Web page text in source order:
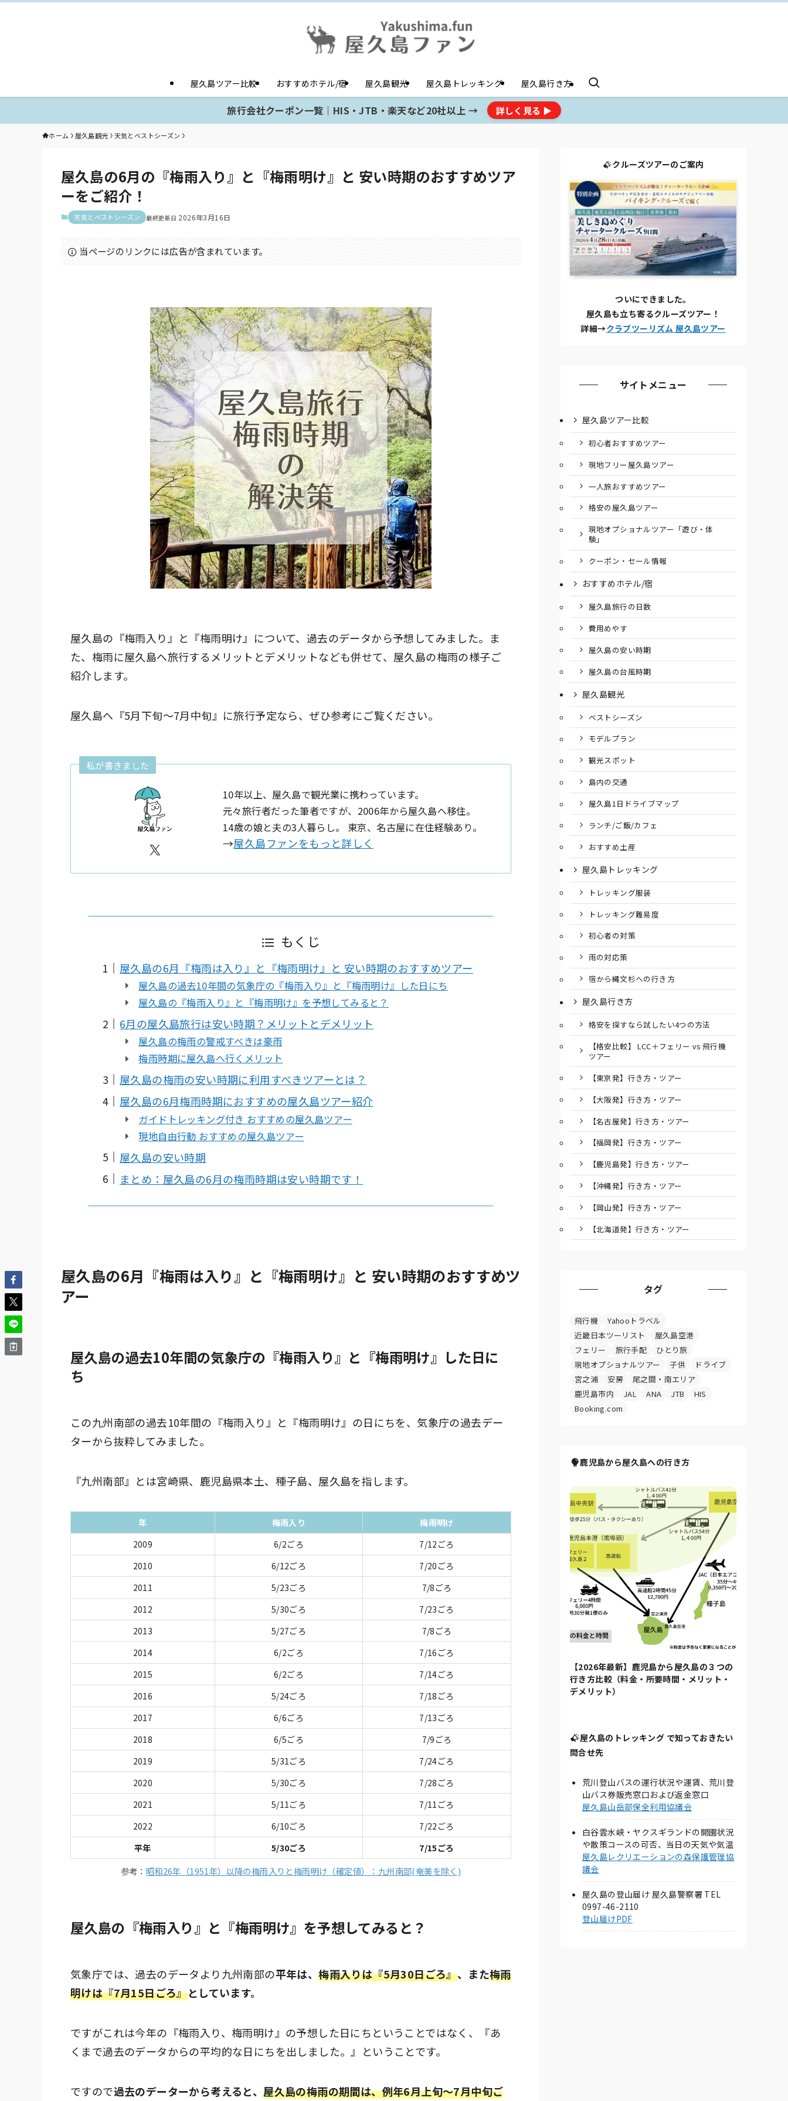
屋久島ツアー比較 おすすめホテル/宿 屋久島観光 屋久島トレッキング 屋久島行き方
旅行会社クーポン一覧｜HIS・JTB・楽天など20社以上 → 詳しく見る ▶
ホーム 屋久島観光 天気とベストシーズン
屋久島の6月の『梅雨入り』と『梅雨明け』と 安い時期のおすすめツア
ーをご紹介！
天気とベストシーズン 2026年3月16日
当ページのリンクには広告が含まれています。
屋久島の『梅雨入り』と『梅雨明け』について、過去のデータから予想してみました。ま
た、梅雨に屋久島へ旅行するメリットとデメリットなども併せて、屋久島の梅雨の様子ご
紹介します。
屋久島へ『5月下旬〜7月中旬』に旅行予定なら、ぜひ参考にご覧ください。
私が書きました
X
10年以上、屋久島で観光業に携わっています。
元々旅行者だった筆者ですが、2006年から屋久島へ移住。
14歳の娘と夫の3人暮らし。 東京、名古屋に在住経験あり。
→屋久島ファンをもっと詳しく
もくじ
屋久島の6月『梅雨は入り』と『梅雨明け』と 安い時期のおすすめツアー
屋久島の過去10年間の気象庁の『梅雨入り』と『梅雨明け』した日にち
屋久島の『梅雨入り』と『梅雨明け』を予想してみると？
6月の屋久島旅行は安い時期？メリットとデメリット
屋久島の梅雨の警戒すべきは豪雨
梅雨時期に屋久島へ行くメリット
屋久島の梅雨の安い時期に利用すべきツアーとは？
屋久島の6月梅雨時期におすすめの屋久島ツアー紹介
ガイドトレッキング付き おすすめの屋久島ツアー
現地自由行動 おすすめの屋久島ツアー
屋久島の安い時期
まとめ：屋久島の6月の梅雨時期は安い時期です！
屋久島の6月『梅雨は入り』と『梅雨明け』と 安い時期のおすすめツ
アー
屋久島の過去10年間の気象庁の『梅雨入り』と『梅雨明け』した日に
ち
この九州南部の過去10年間の『梅雨入り』と『梅雨明け』の日にちを、気象庁の過去デー
ターから抜粋してみました。
『九州南部』とは宮崎県、鹿児島県本土、種子島、屋久島を指します。
年 梅雨入り
梅雨明け
2009
6/2ごろ
7/12ごろ
2010
6/12ごろ
7/20ごろ
2011
5/23ごろ
7/8ごろ
2012
5/30ごろ
7/23ごろ
2013
5/27ごろ
7/8ごろ
2014
6/2ごろ
7/16ごろ
2015
6/2ごろ
7/14ごろ
2016
5/24ごろ
7/18ごろ
2017
6/6ごろ
7/13ごろ
2018
6/5ごろ
7/9ごろ
2019
5/31ごろ
7/24ごろ
2020
5/30ごろ
7/28ごろ
2021
5/11ごろ
7/11ごろ
2022
6/10ごろ
7/22ごろ
平年
5/30ごろ 7/15ごろ
参考： 昭和26年（1951年）以降の梅雨入りと梅雨明け（確定値）：九州南部(奄美を除く)
屋久島の『梅雨入り』と『梅雨明け』を予想してみると？
気象庁では、過去のデータより九州南部の平年は、梅雨入りは『5月30日ごろ』、また梅雨
明けは『7月15日ごろ』としています。
ですがこれは今年の『梅雨入り、梅雨明け』の予想した日にちということではなく、『あ
くまで過去のデータからの平均的な日にちを出しました。』ということです。
ですので過去のデーターから考えると、屋久島の梅雨の期間は、例年6月上旬〜7月中旬ご
クルーズツアーのご案内
ついにできました。
屋久島も立ち寄るクルーズツアー！
詳細→クラブツーリズム 屋久島ツアー
サイトメニュー
屋久島ツアー比較
初心者おすすめツアー
現地フリー屋久島ツアー
一人旅おすすめツアー
格安の屋久島ツアー
現地オプショナルツアー「遊び・体
験」
クーポン・セール情報
おすすめホテル/宿
屋久島旅行の日数
費用めやす
屋久島の安い時期
屋久島の台風時期
屋久島観光
ベストシーズン
モデルプラン
観光スポット
島内の交通
屋久島1日ドライブマップ
ランチ/ご飯/カフェ
おすすめ土産
屋久島トレッキング
トレッキング服装
トレッキング難易度
初心者の対策
雨の対応策
宿から縄文杉への行き方
屋久島行き方
格安を探すなら試したい4つの方法
【格安比較】 LCC＋フェリー vs 飛行機
ツアー
【東京発】行き方・ツアー
【大阪発】行き方・ツアー
【名古屋発】行き方・ツアー
【福岡発】行き方・ツアー
【鹿児島発】行き方・ツアー
【沖縄発】行き方・ツアー
【岡山発】行き方・ツアー
【北海道発】行き方・ツアー
タグ
飛行機
Yahooトラベル
近畿日本ツーリスト
屋久島空港
フェリー
旅行手配
ひとり旅
現地オプショナルツアー
子供
ドライブ
宮之浦
安房
尾之間・南エリア
鹿児島市内
JAL ANA JTB
HIS
Booking.com
鹿児島から屋久島への行き方
【2026年最新】鹿児島から屋久島の３つの
行き方比較（料金・所要時間・メリット・
デメリット）
屋久島のトレッキング で知っておきたい
問合せ先
荒川登山バスの運行状況や運賃、荒川登
山バス券販売窓口および返金窓口
屋久島山岳部保全利用協議会
白谷雲水峡・ヤクスギランドの開園状況
や散策コースの可否、当日の天気や気温
屋久島レクリエーションの森保護管理協
議会
屋久島の登山届け 屋久島警察署 TEL
0997-46-2110
登山届けPDF